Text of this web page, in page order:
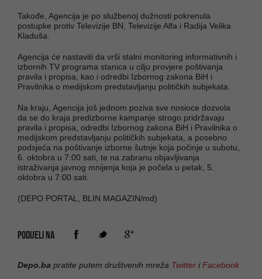
Takođe, Agencija je po službenoj dužnosti pokrenula
postupke protiv Televizije BN, Televizije Alfa i Radija Velika
Kladuša.
Agencija će nastaviti da vrši stalni monitoring informativnih i
izbornih TV programa stanica u cilju provjere poštivanja
pravila i propisa, kao i odredbi Izbornog zakona BiH i
Pravilnika o medijskom predstavljanju političkih subjekata.
Na kraju, Agencija još jednom poziva sve nosioce dozvola
da se do kraja predizborne kampanje strogo pridržavaju
pravila i propisa, odredbi Izbornog zakona BiH i Pravilnika o
medijskom predstavljanju političkih subjekata, a posebno
podsjeća na poštivanje izborne šutnje koja počinje u subotu,
6. oktobra u 7:00 sati, te na zabranu objavljivanja
istraživanja javnog mnijenja koja je počela u petak, 5.
oktobra u 7:00 sati.
(DEPO PORTAL, BLIN MAGAZIN/md)
PODIJELI NA
Depo.ba pratite putem društvenih mreža Twitter iFacebook